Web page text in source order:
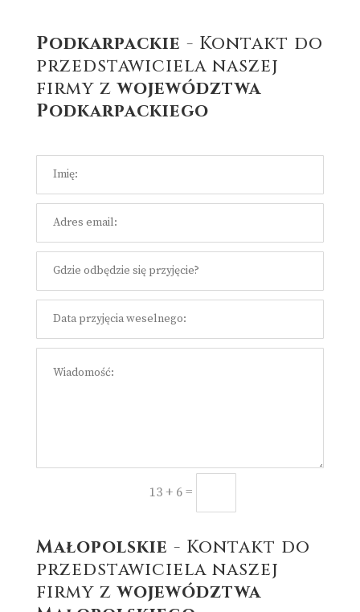
Podkarpackie - Kontakt do
przedstawiciela naszej
firmy zwojewództwa
Podkarpackiego
13 + 6 =
Małopolskie - Kontakt do
przedstawiciela naszej
firmy zwojewództwa